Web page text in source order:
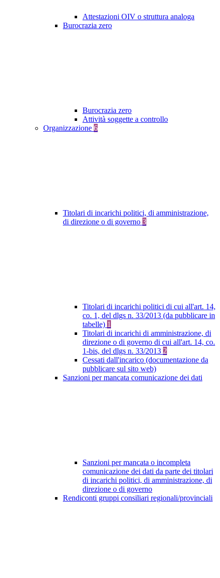
Attestazioni OIV o struttura analoga
Burocrazia zero
Burocrazia zero
Attività soggette a controllo
Organizzazione 6
Titolari di incarichi politici, di amministrazione,
di direzione o di governo 3
Titolari di incarichi politici di cui all'art. 14,
co. 1, del dlgs n. 33/2013 (da pubblicare in
tabelle) 1
Titolari di incarichi di amministrazione, di
direzione o di governo di cui all'art. 14, co.
1-bis, del dlgs n. 33/2013 2
Cessati dall'incarico (documentazione da
pubblicare sul sito web)
Sanzioni per mancata comunicazione dei dati
Sanzioni per mancata o incompleta
comunicazione dei dati da parte dei titolari
di incarichi politici, di amministrazione, di
direzione o di governo
Rendiconti gruppi consiliari regionali/provinciali